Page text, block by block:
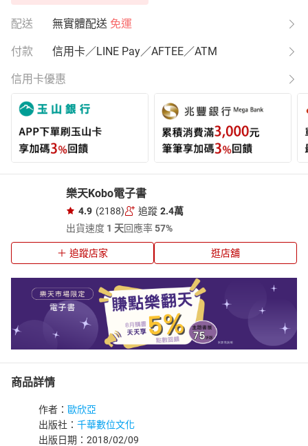
配送 無實體配送 免運
付款 信用卡／LINE Pay／AFTEE／ATM
信用卡優惠
樂天Kobo電子書
4.9 (2188) 追蹤 2.4萬
出貨速度 1 天回應率57%
追蹤店家 逛店舖
商品詳情
作者： 歐欣亞
出版社： 千華數位文化
出版日期：2018/02/09